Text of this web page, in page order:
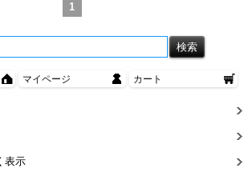
1
マイページ カート
表示